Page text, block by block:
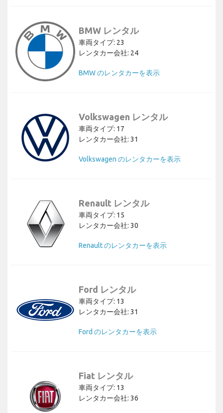
BMW レンタル
車両タイプ: 23
レンタカー会社: 24
BMW のレンタカーを表示
Volkswagen レンタル
車両タイプ: 17
レンタカー会社: 31
Volkswagen のレンタカーを表示
Renault レンタル
車両タイプ: 15
レンタカー会社: 30
Renault のレンタカーを表示
Ford レンタル
車両タイプ: 13
レンタカー会社: 31
Ford のレンタカーを表示
Fiat レンタル
車両タイプ: 13
レンタカー会社: 36